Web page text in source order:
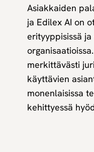
Asiakkaiden
ja Edilex AI on
erityyppisissä ja
merkittävästi
käyttävien
monenlaisissa
kehittyessä